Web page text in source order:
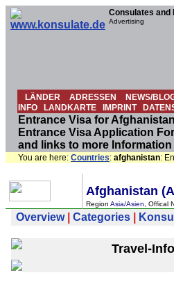
Consulates and
Advertising
LÄNDER ADRESSEN NEWS/
INFO
LANDKARTE IMPRINT
Entrance Visa for
Entrance Visa Application
and links to more Information
You are here: Countries: afghanistan:
Afghanistan
Region Asia/Asien , Offical
Overview| Categories
Travel-